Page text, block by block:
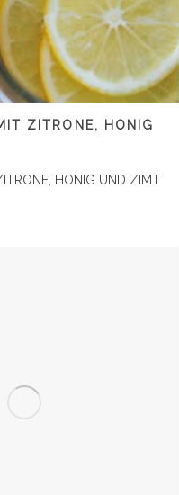
ZITRONE, HONIG
HONIG UND ZIMT